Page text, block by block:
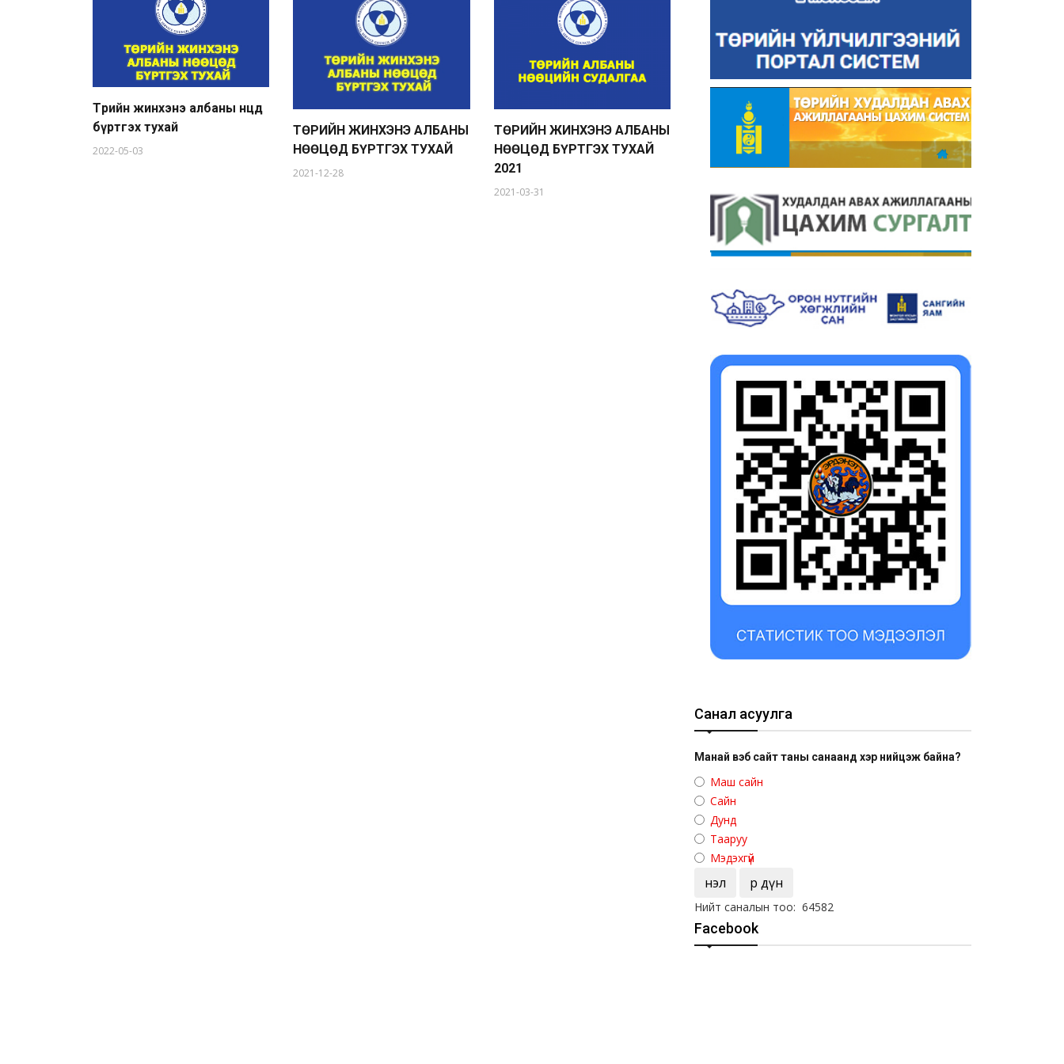
Төрийн жинхэнэ албаны нөөцөд
бүртгэх тухай
2022-05-03
ТӨРИЙН ЖИНХЭНЭ АЛБАНЫ
НӨӨЦӨД БҮРТГЭХ ТУХАЙ
2021-12-28
ТӨРИЙН ЖИНХЭНЭ АЛБАНЫ
НӨӨЦӨД БҮРТГЭХ ТУХАЙ
2021
2021-03-31
ТӨРИЙН ЖИНХЭНЭ АЛБАНЫ
НӨӨЦӨД БҮРТГЭХ ТУХАЙ
2020
2021-03-31
ТӨРИЙН ЖИНХЭНЭ
НӨӨЦӨД БҮРТГЭХ ТУХАЙ
2019
Санал асуулга
Манай вэб сайт таны санаанд хэр нийцэж байна?
Маш сайн
Сайн
Дунд
Тааруу
Мэдэхгүй
Үнэл Үр дүн
Нийт саналын тоо: 64582
Facebook